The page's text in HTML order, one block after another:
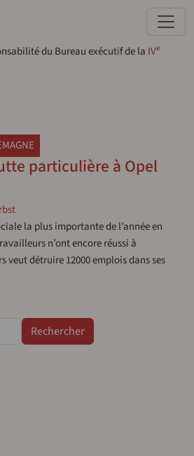
du Bureau exécutif de la IVe
particulière à Opel
la plus importante de l’année en
n’ont encore réussi à
veut détruire 12000 emplois dans ses